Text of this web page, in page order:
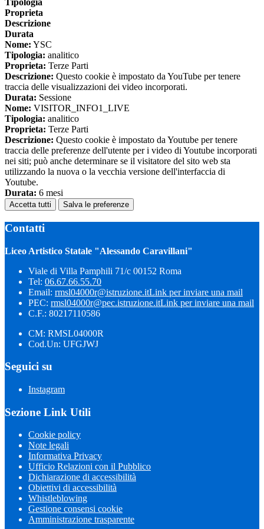
Tipologia
Proprieta
Descrizione
Durata
Nome: YSC
Tipologia: analitico
Proprieta: Terze Parti
Descrizione: Questo cookie è impostato da YouTube per tenere
traccia delle visualizzazioni dei video incorporati.
Durata: Sessione
Nome: VISITOR_INFO1_LIVE
Tipologia: analitico
Proprieta: Terze Parti
Descrizione: Questo cookie è impostato da Youtube per tenere
traccia delle preferenze dell'utente per i video di Youtube incorporati
nei siti; può anche determinare se il visitatore del sito web sta
utilizzando la nuova o la vecchia versione dell'interfaccia di
Youtube.
Durata: 6 mesi
Accetta tutti Salva le preferenze
Contatti
Liceo Artistico Statale "Alessando Caravillani"
Viale di Villa Pamphili 71/c 00152 Roma
Tel: 06.67.66.55.70
Email: rmsl04000r@istruzione.itLink per inviare una mail
PEC: rmsl04000r@pec.istruzione.itLink per inviare una mail
C.F.: 80217110586
CM: RMSL04000R
Cod.Un: UFGJWJ
Seguici su
Instagram
Sezione Link Utili
Cookie policy
Note legali
Informativa Privacy
Ufficio Relazioni con il Pubblico
Dichiarazione di accessibilità
Obiettivi di accessibilità
Whistleblowing
Gestione consensi cookie
Amministrazione trasparente